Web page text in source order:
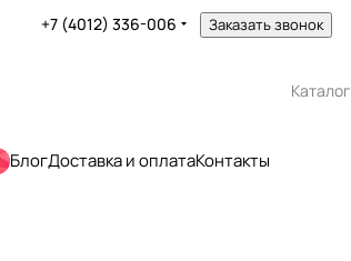
+7 (4012) 336-006 Заказать звонок
Каталог
БлогДоставка и оплатаКонтакты